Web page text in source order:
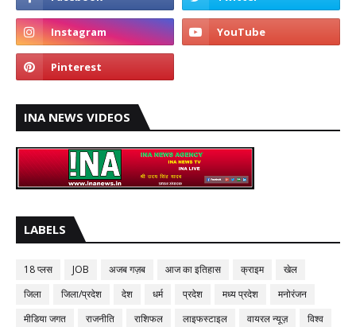
INA NEWS VIDEOS
LABELS
18 प्लस JOB अजब गज़ब आज का इतिहास क्राइम
खेल
जिला
जिला/प्रदेश देश धर्म प्रदेश मध्य प्रदेश
मनोरंजन
मीडिया जगत
राजनीति राशिफल लाइफस्टाइल वायरल न्यूज़
विश्व